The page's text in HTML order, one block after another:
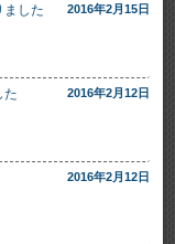
ました 2016年2月15日
た 2016年2月12日
2016年2月12日